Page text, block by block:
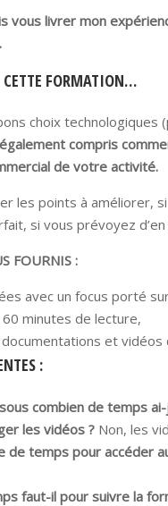
vous livrer mon
FORMATION…
choix
compris
de votre activité.
les points à améliorer,
si vous prévoyez d’en
FOURNIS :
avec un focus porté
minutes de lecture,
et vidéos
:
combien de temps
les vidéos ? Non, les
de temps pour accéder
faut-il pour suivre la